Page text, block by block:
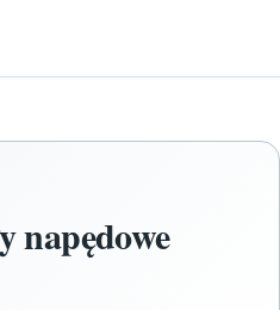
napędowe